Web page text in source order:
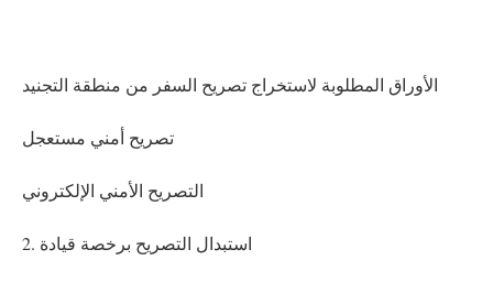
الأوراق المطلوبة لاستخراج تصريح السفر من منطقة التجنيد
تصريح أمني مستعجل
التصريح الأمني الإلكتروني
2. استبدال التصريح برخصة قيادة